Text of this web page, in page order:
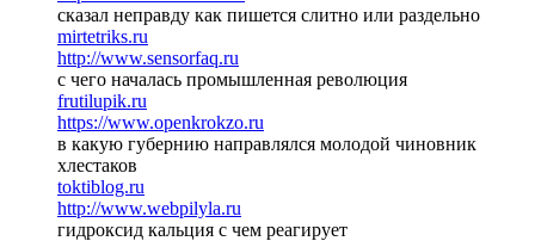
сказал неправду как пишется слитно или раздельно
mirtetriks.ru
http://www.sensorfaq.ru
с чего началась промышленная революция
frutilupik.ru
https://www.openkrokzo.ru
в какую губернию направлялся молодой чиновник
хлестаков
toktiblog.ru
http://www.webpilyla.ru
гидроксид кальция с чем реагирует